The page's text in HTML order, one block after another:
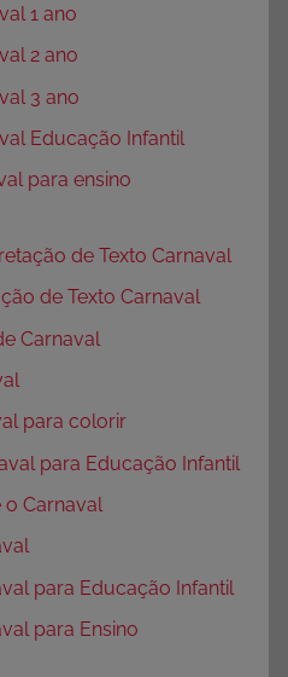
1 ano
2 ano
3 ano
Educação Infantil
para ensino
de Texto Carnaval
de Texto Carnaval
Carnaval
para colorir
para Educação Infantil
o Carnaval
para Educação Infantil
para Ensino